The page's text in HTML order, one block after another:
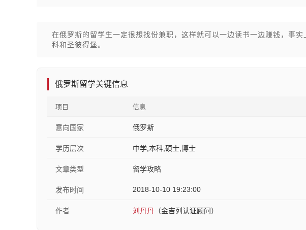
在俄罗斯的留学生一定很想找份兼职，这样就可以一边读书一边赚钱，事
科和圣彼得堡。
俄罗斯留学关键信息
项目 信息
意向国家 俄罗斯
学历层次 中学,本科,硕士,博士
文章类型 留学攻略
发布时间 2018-10-10 19:23:00
作者 刘丹丹 （金吉列认证顾问）